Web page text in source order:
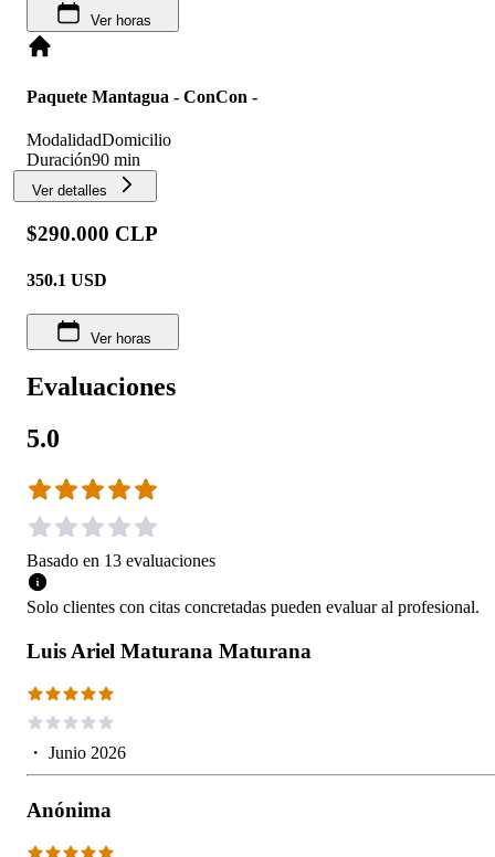
Ver horas
Paquete Mantagua - ConCon -
ModalidadDomicilio
Duración90 min
Ver detalles
$290.000 CLP
350.1 USD
Ver horas
Evaluaciones
5.0
Basado en 13 evaluaciones
Solo clientes con citas concretadas pueden evaluar al profesional.
Luis Ariel Maturana Maturana
・ Junio 2026
Anónima